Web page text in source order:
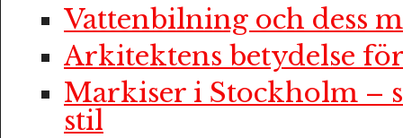
Vattenbilning och dess
Arkitektens betydelse
Markiser i Stockholm –
stil